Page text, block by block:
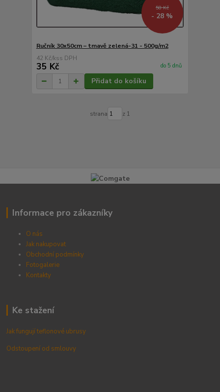
58 Kč
- 28 %
Ručník 30x50cm – tmavě zelená-31 - 500g/m2
42 Kč/ks
35 Kč do 5 dnů
Přidat do košíku
strana z 1
Informace pro zákazníky
O nás
Jak nakupovat
Obchodní podmínky
Fotogalerie
Kontakty
Ke stažení
Jak fungují teflonové ubrusy
Odstoupení od smlouvy